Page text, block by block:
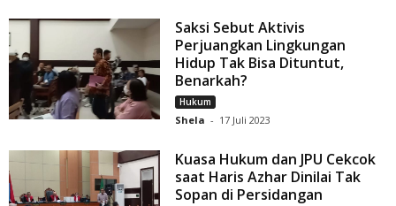
Saksi Sebut Aktivis
Perjuangkan Lingkungan
Hidup Tak Bisa Dituntut,
Benarkah?
Hukum
Shela - 17 Juli 2023
Kuasa Hukum dan JPU Cekcok
saat Haris Azhar Dinilai Tak
Sopan di Persidangan